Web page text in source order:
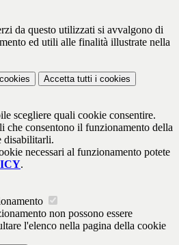
da questo utilizzati si avvalgono di
ed utili alle finalità illustrate nella
Accetta tutti i cookies
scegliere quali cookie consentire.
che consentono il funzionamento della
disabilitarli.
necessari al funzionamento potete
.
non possono essere
l'elenco nella pagina della cookie